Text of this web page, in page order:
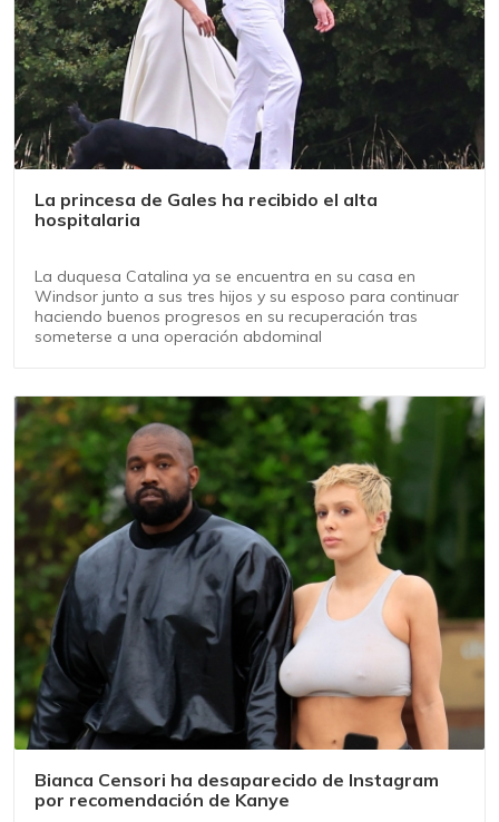
La princesa de Gales ha recibido el alta
hospitalaria
La duquesa Catalina ya se encuentra en su casa en
Windsor junto a sus tres hijos y su esposo para continuar
haciendo buenos progresos en su recuperación tras
someterse a una operación abdominal
Bianca Censori ha desaparecido de Instagram
por recomendación de Kanye